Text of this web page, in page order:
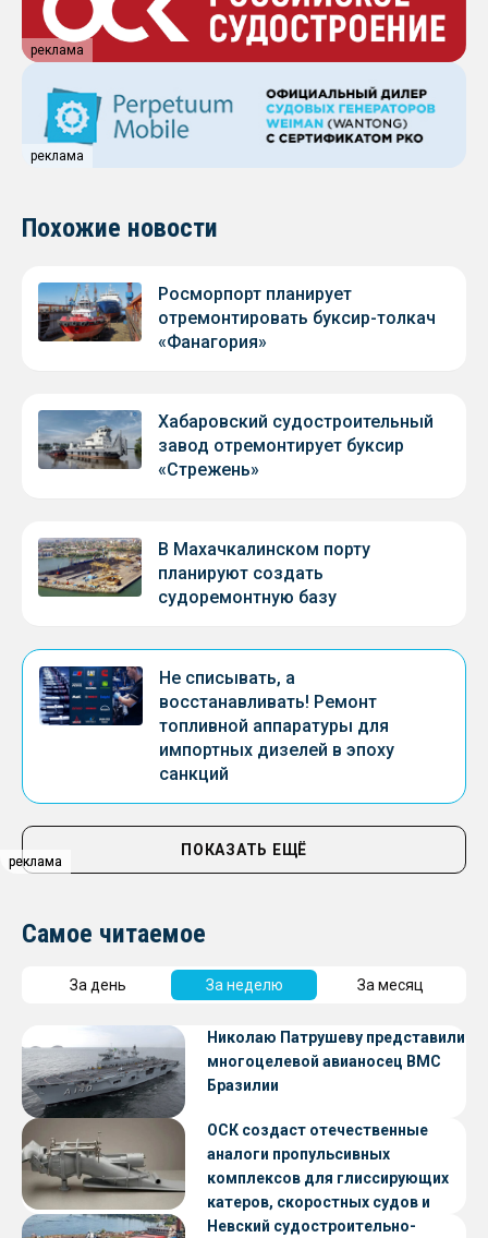
реклама
реклама
реклама
реклама
Похожие новости
Росморпорт планирует
отремонтировать буксир-толкач
«Фанагория»
Хабаровский судостроительный
завод отремонтирует буксир
«Стрежень»
В Махачкалинском порту
планируют создать
судоремонтную базу
Не списывать, а
восстанавливать! Ремонт
топливной аппаратуры для
импортных дизелей в эпоху
санкций
ПОКАЗАТЬ ЕЩЁ
Самое читаемое
За день За неделю За месяц
Николаю Патрушеву представили
многоцелевой авианосец ВМС
Бразилии
ОСК создаст отечественные
аналоги пропульсивных
комплексов для глиссирующих
катеров, скоростных судов и
судов с малой осадкой
Невский судостроительно-